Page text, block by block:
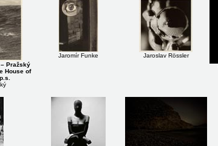
Pražský
House of
Jaromír Funke
Jaroslav Rössler